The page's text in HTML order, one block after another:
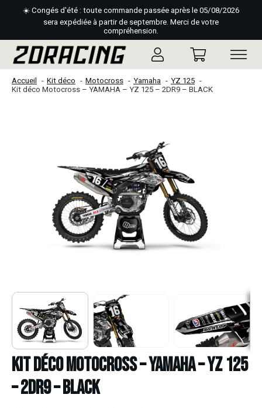
☀️ Congés d'été : toute commande passée après le 05/08/2026
sera expédiée à partir de septembre. Merci de votre
compréhension.
Accueil Kit déco Motocross Yamaha
YZ 125
Kit déco Motocross – YAMAHA – YZ 125 – 2DR9 – BLACK
Kit déco Motocross – YAMAHA – YZ 125
– 2DR9 – BLACK